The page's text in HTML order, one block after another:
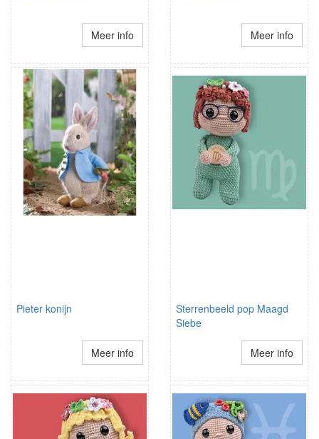
Meer info Meer info
Pieter konijn
Meer info
Sterrenbeeld pop Maagd
Siebe
Meer info